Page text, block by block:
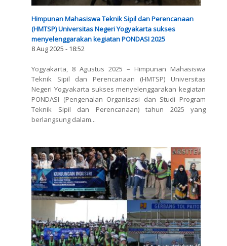
Himpunan Mahasiswa Teknik Sipil dan Perencanaan
(HMTSP) Universitas Negeri Yogyakarta sukses
menyelenggarakan kegiatan PONDASI 2025
8 Aug 2025 - 18:52
Yogyakarta, 8 Agustus 2025 – Himpunan Mahasiswa
Teknik Sipil dan Perencanaan (HMTSP) Universitas
Negeri Yogyakarta sukses menyelenggarakan kegiatan
PONDASI (Pengenalan Organisasi dan Studi Program
Teknik Sipil dan Perencanaan) tahun 2025 yang
berlangsung dalam...